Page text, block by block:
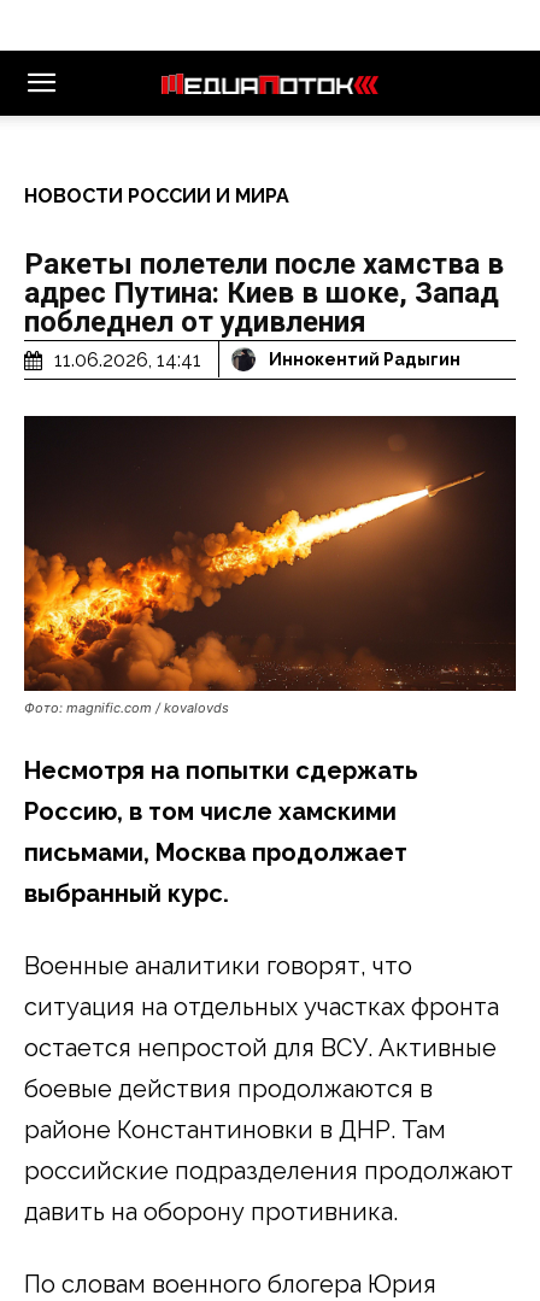
НОВОСТИ РОССИИ И МИРА
Ракеты полетели после хамства в
адрес Путина: Киев в шоке, Запад
побледнел от удивления
11.06.2026, 14:41 Иннокентий Радыгин
Фото: magnific.com / kovalovds
Несмотря на попытки сдержать
Россию, в том числе хамскими
письмами, Москва продолжает
выбранный курс.
Военные аналитики говорят, что
ситуация на отдельных участках фронта
остается непростой для ВСУ. Активные
боевые действия продолжаются в
районе Константиновки в ДНР. Там
российские подразделения продолжают
давить на оборону противника.
По словам военного блогера Юрия